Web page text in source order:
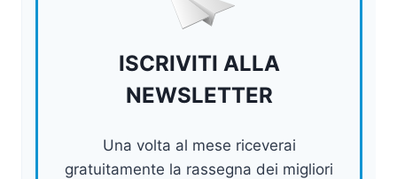
ISCRIVITI ALLA
NEWSLETTER
Una volta al mese riceverai
gratuitamente la rassegna dei migliori